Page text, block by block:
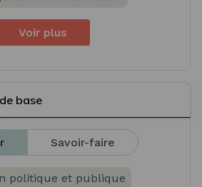
Voir plus
base
Savoir-faire
politique et publique